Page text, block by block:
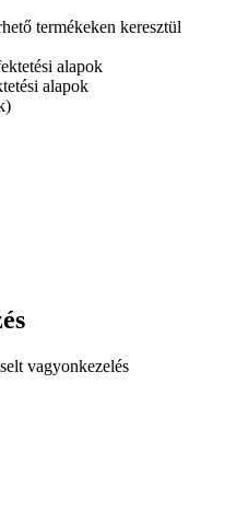
termékeken keresztül
alapok
alapok
vagyonkezelés